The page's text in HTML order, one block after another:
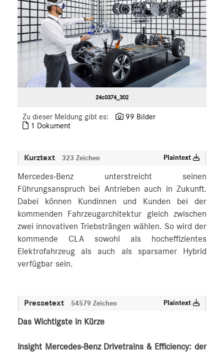
24c0374_302
Zu dieser Meldung gibt es:
99 Bilder
1 Dokument
Kurztext 323 Zeichen Plaintext
Mercedes-Benz unterstreicht seinen
Führungsanspruch bei Antrieben auch in Zukunft.
Dabei können Kundinnen und Kunden bei der
kommenden Fahrzeugarchitektur gleich zwischen
zwei innovativen Triebsträngen wählen. So wird der
kommende CLA sowohl als hocheffizientes
Elektrofahrzeug als auch als sparsamer Hybrid
verfügbar sein.
Pressetext 54579 Zeichen Plaintext
Das Wichtigste in Kürze
Insight Mercedes-Benz Drivetrains & Efficiency: der